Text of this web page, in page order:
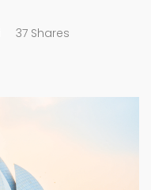
37 Shares